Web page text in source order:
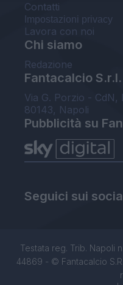
Contatti
Impostazioni privacy
Lavora con noi
Chi siamo
Redazione
Fantacalcio S.r.l.
Via G. Porzio - CdN,
80143, Napoli
Pubblicità su
Seguici sui
Testata reg. Trib. Napoli
44869 - © Fantacalcio